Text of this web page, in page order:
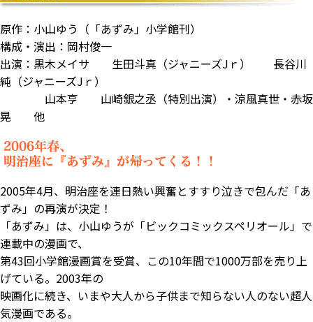
原作：小山ゆう（「あずみ」小学館刊）
構成・演出：岡村俊一
出演：黒木メイサ 生田斗真（ジャニーズJｒ） 長谷川
純（ジャニーズJｒ）
山本亨 山崎銀之丞（特別出演）・涼風真世・赤坂
晃 他
2005年4月、明治座を連日熱い興奮とすすり泣きで包んだ「あ
ずみ」の再演が決定！
「あずみ」は、小山ゆうが「ビックコミックスペリオール」で
連載中の漫画で、
第43回小学館漫画賞を受賞、この10年間で1000万部を売り上
げている。2003年の
映画化に続き、いまや大人から子供まで知らない人のない超人
気漫画である。